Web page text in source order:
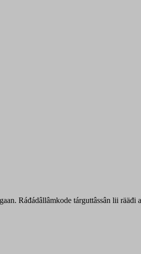
Ráđádâllâmkode tárguttâssân lii rääđi